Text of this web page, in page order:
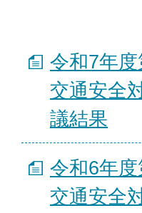
令和7年
交通安全
議結果
令和6年
交通安全